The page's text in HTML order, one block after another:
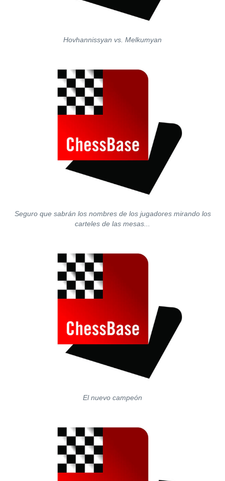
Hovhannissyan vs. Melkumyan
Seguro que sabrán los nombres de los jugadores mirando los
carteles de las mesas...
El nuevo campeón